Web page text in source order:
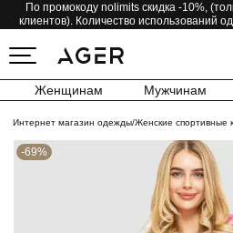
По промокоду nolimits скидка -10%,
клиентов). Количество использований
Женщинам Мужчинам
Интернет магазин одежды/Женские спортивные
-69%